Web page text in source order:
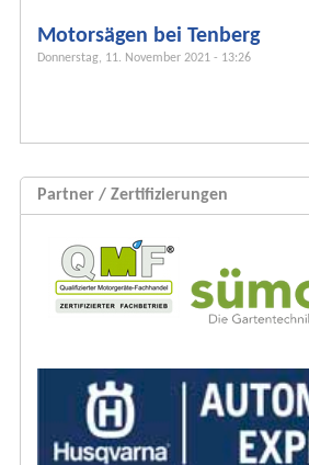
l
a
Motorsägen bei Tenberg
Donnerstag, 11. November 2021 - 13:26
Partner / Zertifizierungen